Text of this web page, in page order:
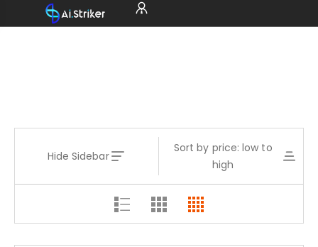
Hide Sidebar
Sort by price: low to
high